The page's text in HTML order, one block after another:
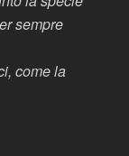
sempre
come la